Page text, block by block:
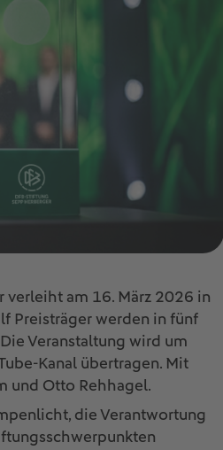
am 16. März 2026 in
Preisträger werden in fünf
Veranstaltung wird um
Kanal übertragen. Mit
und Otto Rehhagel.
die Verantwortung